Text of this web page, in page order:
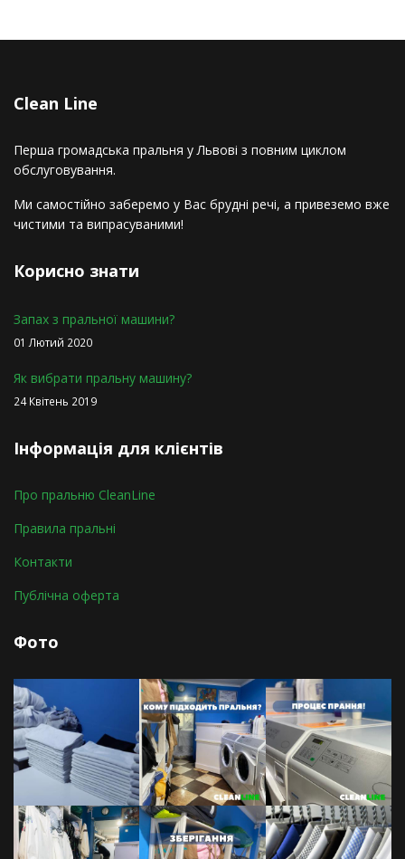
Сlean Line
Перша громадська пральня у Львові з повним циклом
обслуговування.
Ми самостійно заберемо у Вас брудні речі, а привеземо вже
чистими та випрасуваними!
Корисно знати
Запах з пральної машини?
01 Лютий 2020
Як вибрати пральну машину?
24 Квітень 2019
Інформація для клієнтів
Про пральню СleanLine
Правила пральні
Контакти
Публічна оферта
Фото